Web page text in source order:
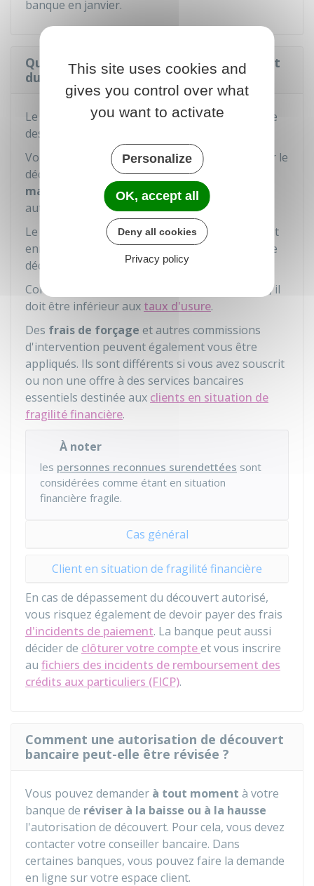
banque en janvier.
Que se passe-t-il en cas de dépassement
du découvert autorisé ?
Le dépassement du découvert autorisé entraîne
des
Vous devrez payer les agios au taux prévu pour le
découvert autorisé et des agios à un
majoré
pour le dépassement de découvert
autorisé.
Le taux majoré vous est communiqué avant tout
enregistrement d'opération en dépassement de
découvert autorisé.
Comme tout taux annuel effectif global (TAEG), il
doit être inférieur aux taux d'usure.
Des frais de forçage et autres commissions
d'intervention peuvent également vous être
appliqués. Ils sont différents si vous avez souscrit
ou non une offre à des services bancaires
essentiels destinée aux clients en situation de
fragilité financière.
À noter
les personnes reconnues surendettées sont
considérées comme étant en situation
financière fragile.
Cas général
Client en situation de fragilité financière
En cas de dépassement du découvert autorisé,
vous risquez également de devoir payer des frais
d'incidents de paiement. La banque peut aussi
décider de clôturer votre compteet vous inscrire
au fichiers des incidents de remboursement des
crédits aux particuliers (FICP).
Comment une autorisation de découvert
bancaire peut-elle être révisée ?
Vous pouvez demander à tout moment à votre
banque de réviser à la baisse ou à la hausse
l'autorisation de découvert. Pour cela, vous devez
contacter votre conseiller bancaire. Dans
certaines banques, vous pouvez faire la demande
en ligne sur votre espace client.
This site uses cookies and
gives you control over what
you want to activate
Personalize
OK, accept all
Deny all cookies
Privacy policy